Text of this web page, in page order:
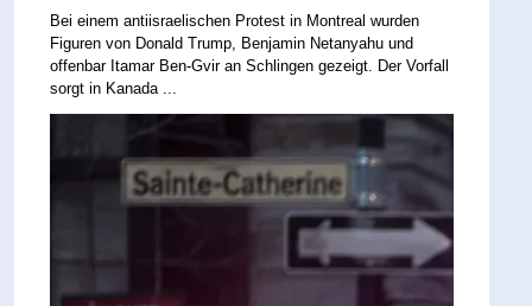
Bei einem antiisraelischen Protest in Montreal wurden
Figuren von Donald Trump, Benjamin Netanyahu und
offenbar Itamar Ben-Gvir an Schlingen gezeigt. Der Vorfall
sorgt in Kanada ...